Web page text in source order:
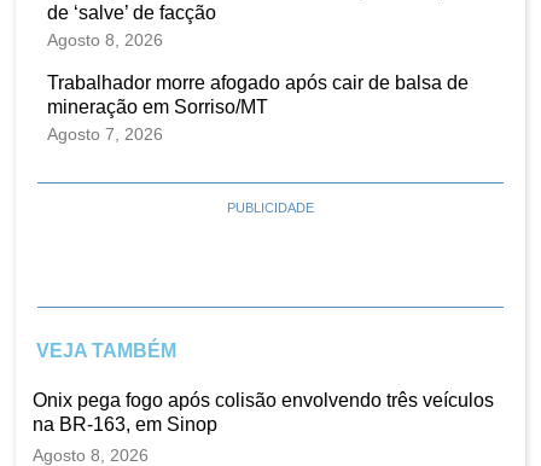
de ‘salve’ de facção
Agosto 8, 2026
Trabalhador morre afogado após cair de balsa de
mineração em Sorriso/MT
Agosto 7, 2026
PUBLICIDADE
VEJA TAMBÉM
Onix pega fogo após colisão envolvendo três veículos
na BR-163, em Sinop
Agosto 8, 2026